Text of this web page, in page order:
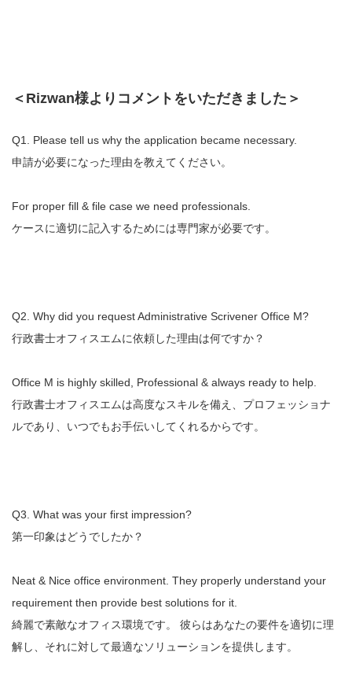
＜Rizwan様よりコメントをいただきました＞
Q1. Please tell us why the application became necessary.
申請が必要になった理由を教えてください。
For proper fill & file case we need professionals.
ケースに適切に記入するためには専門家が必要です。
Q2. Why did you request Administrative Scrivener Office M?
行政書士オフィスエムに依頼した理由は何ですか？
Office M is highly skilled, Professional & always ready to help.
行政書士オフィスエムは高度なスキルを備え、プロフェッショナ
ルであり、いつでもお手伝いしてくれるからです。
Q3. What was your first impression?
第一印象はどうでしたか？
Neat & Nice office environment. They properly understand your
requirement then provide best solutions for it.
綺麗で素敵なオフィス環境です。 彼らはあなたの要件を適切に理
解し、それに対して最適なソリューションを提供します。